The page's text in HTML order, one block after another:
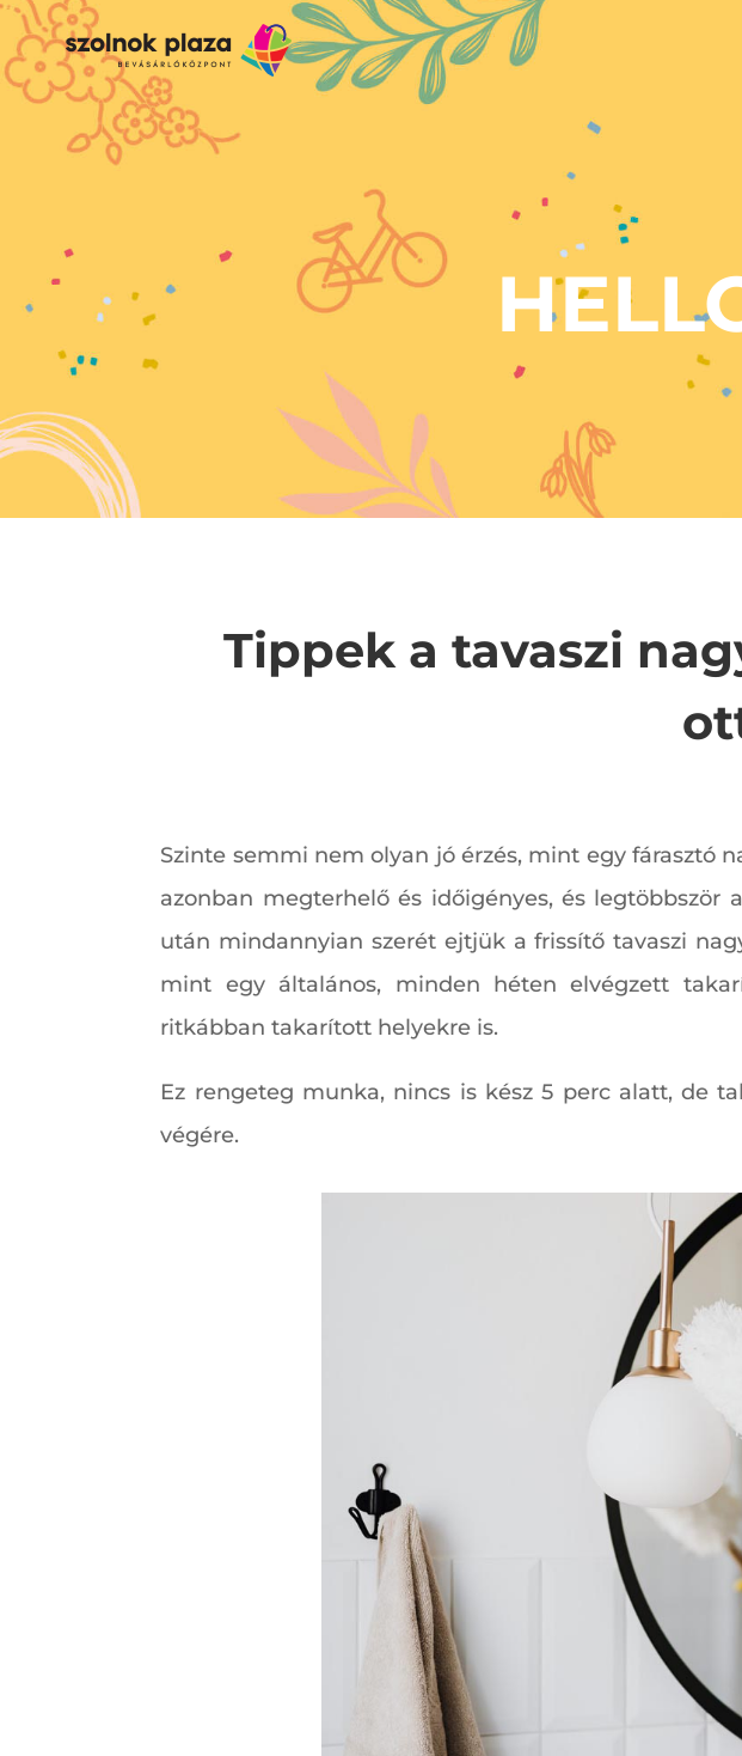
Tippek a tavaszi
Szinte semmi nem olyan jó érzés, mint egy fárasztó
azonban megterhelő és időigényes, és legtöbbször
után mindannyian szerét ejtjük a frissítő tavaszi
mint egy általános, minden héten elvégzett
ritkábban takarított helyekre is.
Ez rengeteg munka, nincs is kész 5 perc alatt, de
végére.